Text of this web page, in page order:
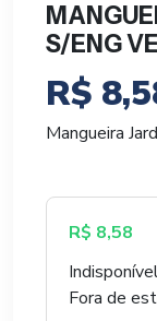
S/ENG
R$
Mangueira
R$ 8,58
Fora de